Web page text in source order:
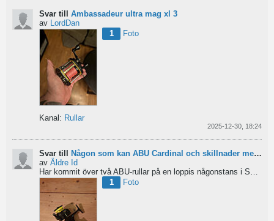
Svar till Ambassadeur ultra mag xl 3
av
LordDan
1
Foto
Kanal: Rullar
2025-12-30, 18:24
Svar till Någon som kan ABU Cardinal och skillnader mellan äldre rullar?
av Äldre Id
1
Foto